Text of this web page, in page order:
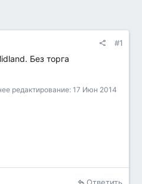
#1
Без торга
редактирование: 17 Июн 2014